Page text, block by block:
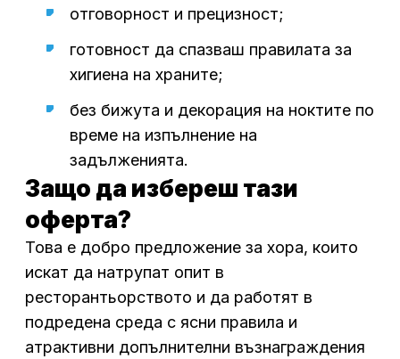
отговорност и прецизност;
готовност да спазваш правилата за
хигиена на храните;
без бижута и декорация на ноктите по
време на изпълнение на
задълженията.
Защо да избереш тази
оферта?
Това е добро предложение за хора, които
искат да натрупат опит в
ресторантьорството и да работят в
подредена среда с ясни правила и
атрактивни допълнителни възнаграждения